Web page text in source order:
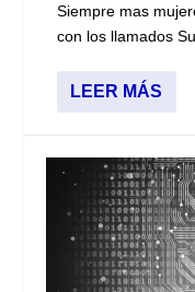
Siempre mas
con los llamados
LEER MÁS